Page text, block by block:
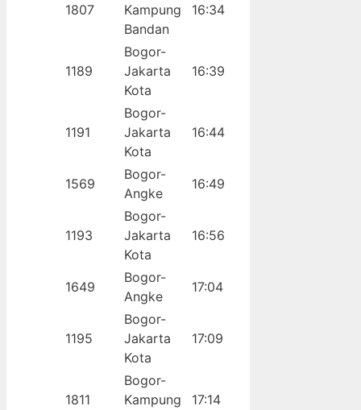
1807
Kampung
Bandan
16:34
1189
Bogor-
Jakarta
Kota
16:39
1191
Bogor-
Jakarta
Kota
16:44
1569
Bogor-
Angke
16:49
1193
Bogor-
Jakarta
Kota
16:56
1649
Bogor-
Angke
17:04
1195
Bogor-
Jakarta
Kota
17:09
1811
Bogor-
Kampung
17:14